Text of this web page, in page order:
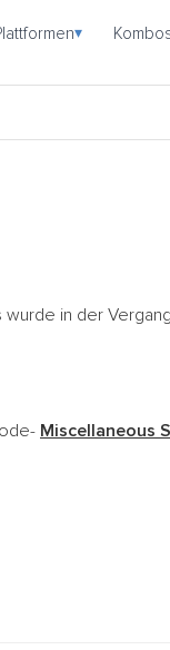
▾
in der
Miscellaneous